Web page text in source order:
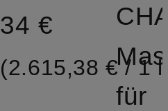
34 €
(2.615,38 € / 1
für